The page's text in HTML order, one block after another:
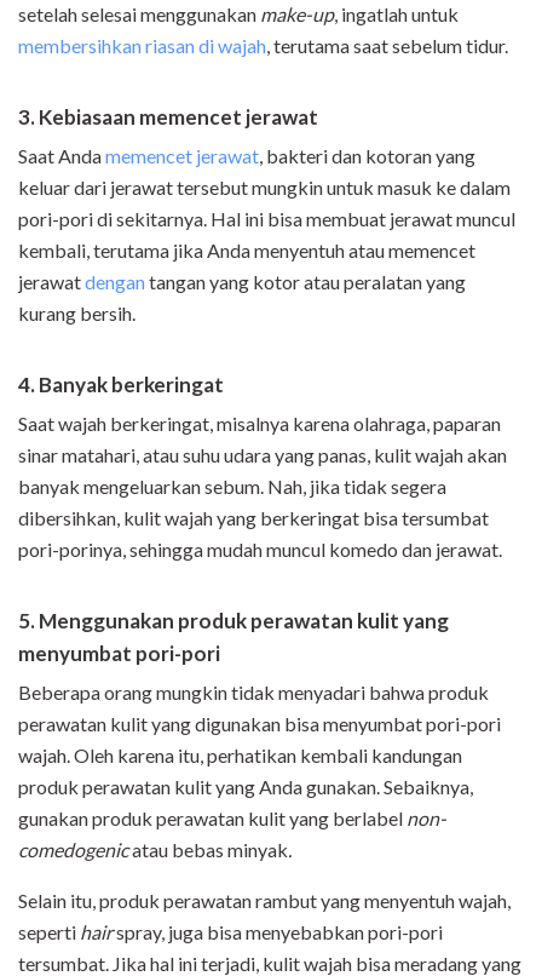
setelah selesai menggunakan make-up, ingatlah untuk
membersihkan riasan di wajah , terutama saat sebelum tidur.
3. Kebiasaan memencet jerawat
Saat Andamemencet jerawat , bakteri dan kotoran yang
keluar dari jerawat tersebut mungkin untuk masuk ke dalam
pori-pori di sekitarnya. Hal ini bisa membuat jerawat muncul
kembali, terutama jika Anda menyentuh atau memencet
jerawatdengantangan yang kotor atau peralatan yang
kurang bersih.
4. Banyak berkeringat
Saat wajah berkeringat, misalnya karena olahraga, paparan
sinar matahari, atau suhu udara yang panas, kulit wajah akan
banyak mengeluarkan sebum. Nah, jika tidak segera
dibersihkan, kulit wajah yang berkeringat bisa tersumbat
pori-porinya, sehingga mudah muncul komedo dan jerawat.
5. Menggunakan produk perawatan kulit yang
menyumbat pori-pori
Beberapa orang mungkin tidak menyadari bahwa produk
perawatan kulit yang digunakan bisa menyumbat pori-pori
wajah. Oleh karena itu, perhatikan kembali kandungan
produk perawatan kulit yang Anda gunakan. Sebaiknya,
gunakan produk perawatan kulit yang berlabel non-
comedogenicatau bebas minyak
Selain itu, produk perawatan rambut yang menyentuh wajah,
seperti hairspray, juga bisa menyebabkan pori-pori
tersumbat. Jika hal ini terjadi, kulit wajah bisa meradang yang